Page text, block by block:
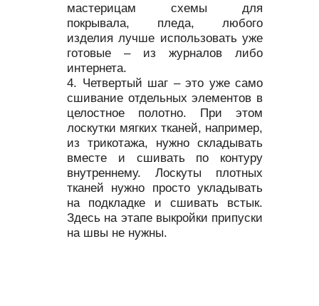
мастерицам схемы для
покрывала, пледа, любого
изделия лучше использовать уже
готовые – из журналов либо
интернета.
Четвертый шаг – это уже само
сшивание отдельных элементов в
целостное полотно. При этом
лоскутки мягких тканей, например,
из трикотажа, нужно складывать
вместе и сшивать по контуру
внутреннему. Лоскуты плотных
тканей нужно просто укладывать
на подкладке и сшивать встык.
Здесь на этапе выкройки припуски
на швы не нужны.